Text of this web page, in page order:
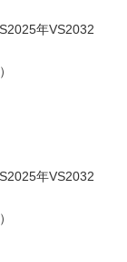
年VS2032
年VS2032